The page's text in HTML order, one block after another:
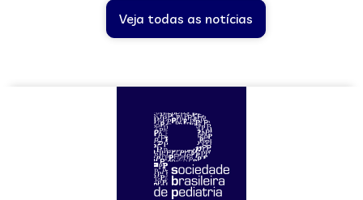
Veja todas as notícias